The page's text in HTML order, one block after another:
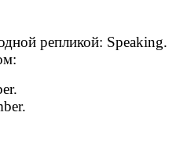
репликой: Speaking.